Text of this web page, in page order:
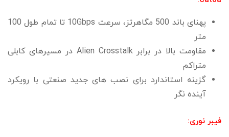
پهنای باند 500 مگاهرتز، سرعت 10Gbps تا تمام طول 100
متر
مقاومت بالا در برابر Alien Crosstalk در مسیرهای کابلی
متراکم
گزینه استاندارد برای نصب‌ های جدید صنعتی با رویکرد
آینده‌ نگر
فیبر نوری: